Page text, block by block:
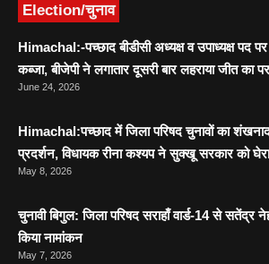
Election/चुनाव
Himachal:-पच्छाद बीडीसी अध्यक्ष व उपाध्यक्ष पद
कब्जा, बीजेपी ने लगातार दूसरी बार लहराया जीत का
June 24, 2026
Himachal:पच्छाद में जिला परिषद चुनावों का
प्रदर्शन, विधायक रीना कश्यप ने सुक्खू सरकार को घेरा
May 8, 2026
चुनावी बिगुल: जिला परिषद सराहाँ वार्ड-14 से सतेंद्र
किया नामांकन
May 7, 2026